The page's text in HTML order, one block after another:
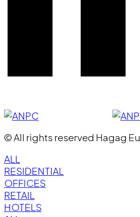
© All rights reserved Hagag
ALL
RESIDENTIAL
OFFICES
RETAIL
HOTELS